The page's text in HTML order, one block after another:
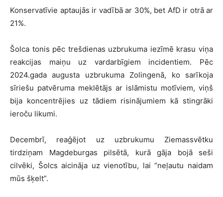
Konservatīvie aptaujās ir vadībā ar 30%, bet AfD ir otrā ar
21%.
Šolca tonis pēc trešdienas uzbrukuma iezīmē krasu viņa
reakcijas maiņu uz vardarbīgiem incidentiem. Pēc
2024.gada augusta uzbrukuma Zolingenā, ko sarīkoja
sīriešu patvēruma meklētājs ar islāmistu motīviem, viņš
bija koncentrējies uz tādiem risinājumiem kā stingrāki
ieroču likumi.
Decembrī, reaģējot uz uzbrukumu Ziemassvētku
tirdziņam Magdeburgas pilsētā, kurā gāja bojā seši
cilvēki, Šolcs aicināja uz vienotību, lai “neļautu naidam
mūs šķelt”.